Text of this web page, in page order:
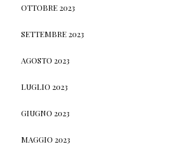
OTTOBRE 2023
SETTEMBRE 2023
AGOSTO 2023
LUGLIO 2023
GIUGNO 2023
MAGGIO 2023